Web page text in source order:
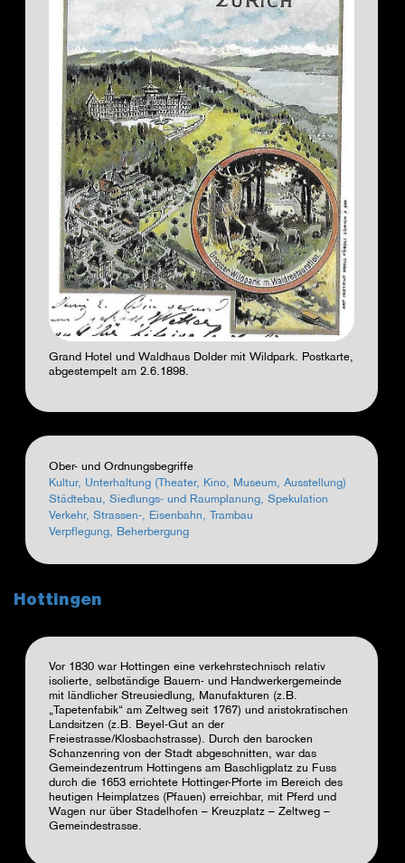
Grand Hotel und Waldhaus Dolder mit Wildpark. Postkarte,
abgestempelt am 2.6.1898.
Ober- und Ordnungsbegriffe
Kultur, Unterhaltung (Theater, Kino, Museum, Ausstellung)
Städtebau, Siedlungs- und Raumplanung, Spekulation
Verkehr, Strassen-, Eisenbahn, Trambau
Verpflegung, Beherbergung
Hottingen
Vor 1830 war Hottingen eine verkehrstechnisch relativ
isolierte, selbständige Bauern- und Handwerkergemeinde
mit ländlicher Streusiedlung, Manufakturen (z.B.
„Tapetenfabik“ am Zeltweg seit 1767) und aristokratischen
Landsitzen (z.B. Beyel-Gut an der
Freiestrasse/Klosbachstrasse). Durch den barocken
Schanzenring von der Stadt abgeschnitten, war das
Gemeindezentrum Hottingens am Baschligplatz zu Fuss
durch die 1653 errichtete Hottinger-Pforte im Bereich des
heutigen Heimplatzes (Pfauen) erreichbar, mit Pferd und
Wagen nur über Stadelhofen – Kreuzplatz – Zeltweg –
Gemeindestrasse.